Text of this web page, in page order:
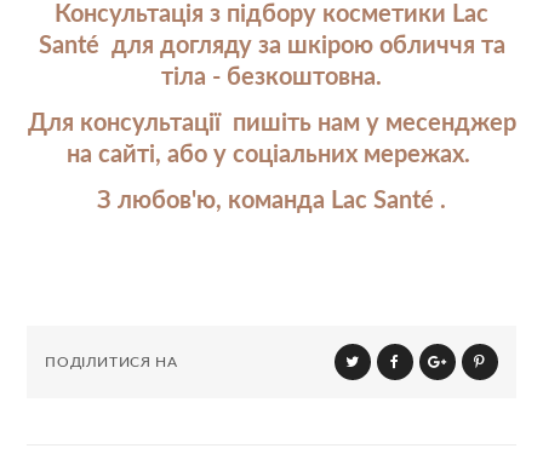
Консультація з підбору косметики Lac
Santé для догляду за шкірою обличчя та
тіла - безкоштовна.
Для консультації пишіть нам у месенджер
на сайті, або у соціальних мережах.
З любов'ю, команда Lac Santé .
ПОДІЛИТИСЯ НА